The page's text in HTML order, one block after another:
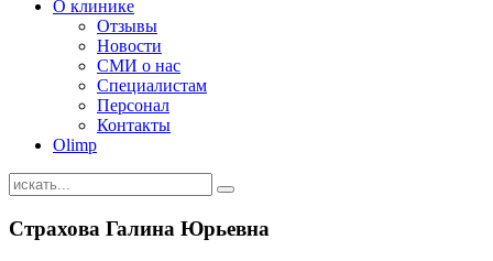
О клинике
Отзывы
Новости
СМИ о нас
Специалистам
Персонал
Контакты
Olimp
Страхова Галина Юрьевна